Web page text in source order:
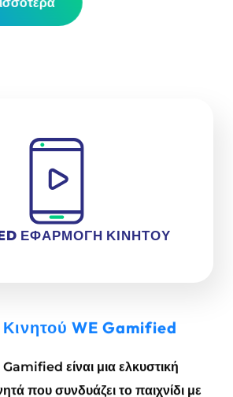
ΕΦΑΡΜΟΓΗ ΚΙΝΗΤΟΥ
WE Gamified
είναι μια ελκυστική
που συνδυάζει το παιχνίδι με